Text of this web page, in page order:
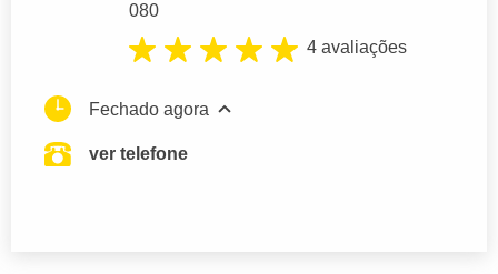
080
4 avaliações
Fechado agora
ver telefone